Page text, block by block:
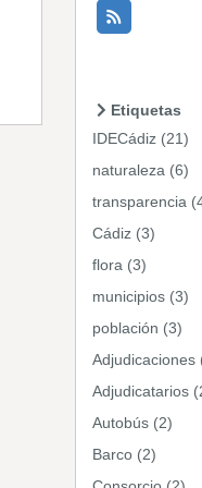
Etiquetas
IDECádiz (21)
naturaleza (6)
transparencia
Cádiz (3)
flora (3)
municipios (3)
población (3)
Adjudicaciones
Adjudicatarios
Autobús (2)
Barco (2)